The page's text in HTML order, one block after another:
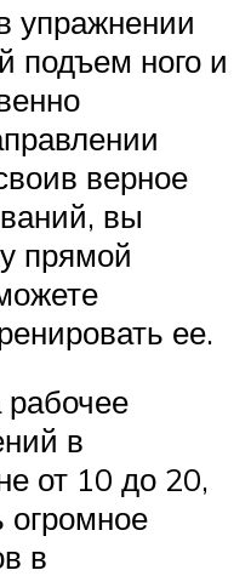
упражнении
подъем ного и
верное
вы
прямой
ее.
в
от 10 до 20,
огромное
в